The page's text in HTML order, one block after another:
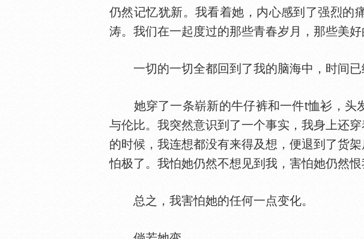
仍然记忆犹新。我看着她，内心感到了强烈的
涛。我们在一起度过的那些青春岁月，那些美
一切的一切全都回到了我的脑海中，时间已
她穿了一条崭新的牛仔裤和一件t恤衫，头
与伦比。我突然意识到了一个事实，我身上还
的时候，我连想都没有来得及想，便退到了货
怕极了。我怕她仍然不想见到我，害怕她仍然恨
总之，我害怕她的任何一点变化。